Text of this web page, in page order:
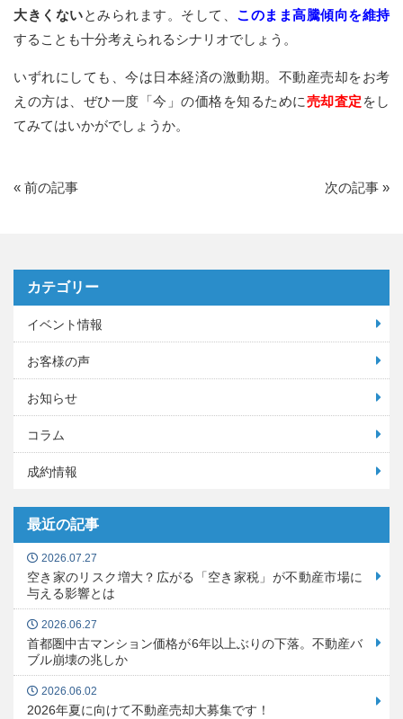
大きくないとみられます。そして、 このまま高騰傾向を維持
することも十分考えられるシナリオでしょう。
いずれにしても、今は日本経済の激動期。不動産売却をお考
えの方は、ぜひ一度「今」の価格を知るために売却査定 をし
てみてはいかがでしょうか。
« 前の記事 次の記事 »
カテゴリー
イベント情報
お客様の声
お知らせ
コラム
成約情報
最近の記事
2026.07.27
空き家のリスク増大？広がる「空き家税」が不動産市場に
与える影響とは
2026.06.27
首都圏中古マンション価格が6年以上ぶりの下落。不動産バ
ブル崩壊の兆しか
2026.06.02
2026年夏に向けて不動産売却大募集です！